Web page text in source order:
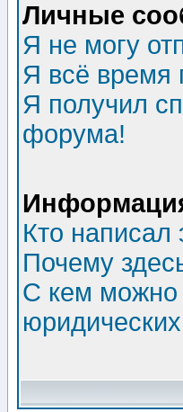
Личные
Я не могу
Я всё время
Я получил
форума!
Кто написал
Почему
С кем можно